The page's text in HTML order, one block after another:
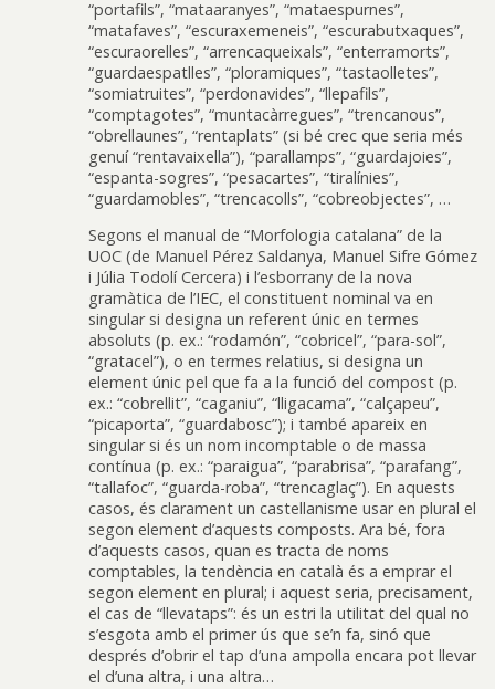
“portafils”, “mataaranyes”, “mataespurnes”,
“matafaves”, “escuraxemeneis”, “escurabutxaques”,
“escuraorelles”, “arrencaqueixals”, “enterramorts”,
“guardaespatlles”, “ploramiques”, “tastaolletes”,
“somiatruites”, “perdonavides”, “llepafils”,
“comptagotes”, “muntacàrregues”, “trencanous”,
“obrellaunes”, “rentaplats” (si bé crec que seria més
genuí “rentavaixella”), “parallamps”, “guardajoies”,
“espanta-sogres”, “pesacartes”, “tiralínies”,
“guardamobles”, “trencacolls”, “cobreobjectes”, …
Segons el manual de “Morfologia catalana” de la
UOC (de Manuel Pérez Saldanya, Manuel Sifre Gómez
i Júlia Todolí Cercera) i l’esborrany de la nova
gramàtica de l’IEC, el constituent nominal va en
singular si designa un referent únic en termes
absoluts (p. ex.: “rodamón”, “cobricel”, “para-sol”,
“gratacel”), o en termes relatius, si designa un
element únic pel que fa a la funció del compost (p.
ex.: “cobrellit”, “caganiu”, “lligacama”, “calçapeu”,
“picaporta”, “guardabosc”); i també apareix en
singular si és un nom incomptable o de massa
contínua (p. ex.: “paraigua”, “parabrisa”, “parafang”,
“tallafoc”, “guarda-roba”, “trencaglaç”). En aquests
casos, és clarament un castellanisme usar en plural el
segon element d’aquests composts. Ara bé, fora
d’aquests casos, quan es tracta de noms
comptables, la tendència en català és a emprar el
segon element en plural; i aquest seria, precisament,
el cas de “llevataps”: és un estri la utilitat del qual no
s’esgota amb el primer ús que se’n fa, sinó que
després d’obrir el tap d’una ampolla encara pot llevar
el d’una altra, i una altra…